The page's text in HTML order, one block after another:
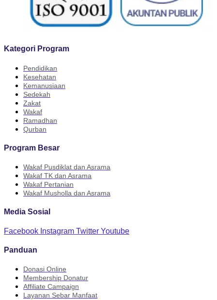
Kategori Program
Pendidikan
Kesehatan
Kemanusiaan
Sedekah
Zakat
Wakaf
Ramadhan
Qurban
Program Besar
Wakaf Pusdiklat dan Asrama
Wakaf TK dan Asrama
Wakaf Pertanian
Wakaf Musholla dan Asrama
Media Sosial
Facebook Instagram Twitter Youtube
Panduan
Donasi Online
Membership Donatur
Affiliate Campaign
Layanan Sebar Manfaat